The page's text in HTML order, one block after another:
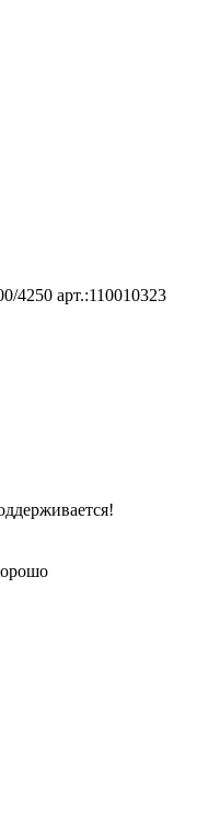
4250 арт.:110010323